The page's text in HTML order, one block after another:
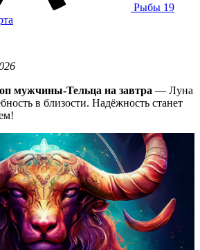
Рыбы 19
мужчины-Тельца на завтра — Луна
в близости. Надёжность станет